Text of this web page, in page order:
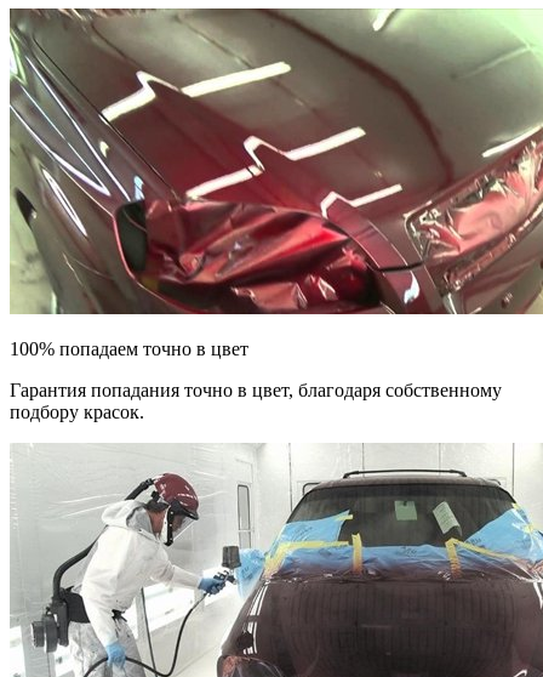
100% попадаем точно в цвет
Гарантия попадания точно в цвет, благодаря собственному
подбору красок.